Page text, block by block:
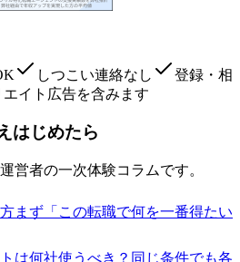
しつこい連絡なし
登録・相
イト広告を含みます
はじめたら
営者の一次体験コラムです。
まず「この転職で何を一番得たい
は何社使うべき？ 同じ条件でも各